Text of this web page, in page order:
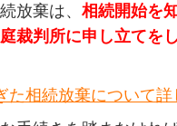
放棄は、 相続開始を
裁判所に申し立てを
た相続放棄について